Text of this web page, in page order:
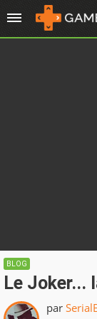
BLOG
Le Joker...
par